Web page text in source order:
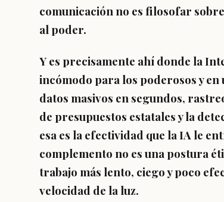
comunicación no es filosofar
al poder.
Y es precisamente ahí donde la
incómodo para los poderosos y
datos masivos en segundos,
de presupuestos estatales y la
esa es la efectividad que la IA le
complemento no es una postura
trabajo más lento, ciego y poco
velocidad de la luz.